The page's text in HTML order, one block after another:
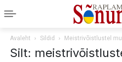
Avaleht Sildid Meistrivõistlustel
Silt: